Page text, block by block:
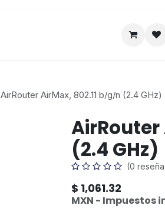
AirRouter AirMax, 802.11 b/g/n (2.4 GHz)
AirRouter
(2.4 GHz)
(0
$ 1,061.32
MXN - Impuestos